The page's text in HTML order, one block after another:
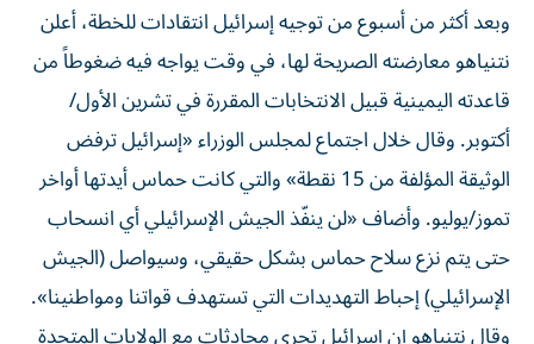
وبعد أكثر من أسبوع من توجيه إسرائيل انتقادات للخطة، أعلن
نتنياهو معارضته الصريحة لها، في وقت يواجه فيه ضغوطاً من
قاعدته اليمينية قبيل الانتخابات المقررة في تشرين الأول/
أكتوبر. وقال خلال اجتماع لمجلس الوزراء «إسرائيل ترفض
الوثيقة المؤلفة من 15 نقطة» والتي كانت حماس أيدتها أواخر
تموز/يوليو. وأضاف «لن ينفّذ الجيش الإسرائيلي أي انسحاب
حتى يتم نزع سلاح حماس بشكل حقيقي، وسيواصل (الجيش
الإسرائيلي) إحباط التهديدات التي تستهدف قواتنا ومواطنينا».